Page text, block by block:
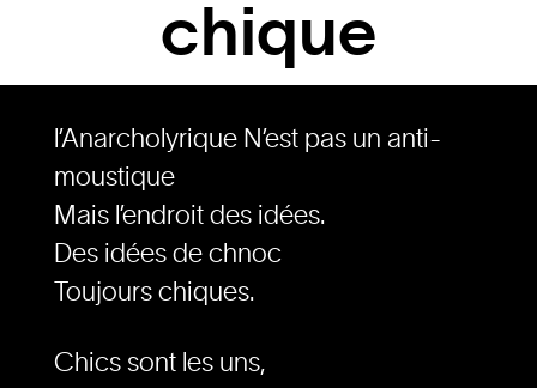
chique
l’Anarcholyrique N’est pas un anti-
moustique
Mais l’endroit des idées.
Des idées de chnoc
Toujours chiques.
Chics sont les uns,